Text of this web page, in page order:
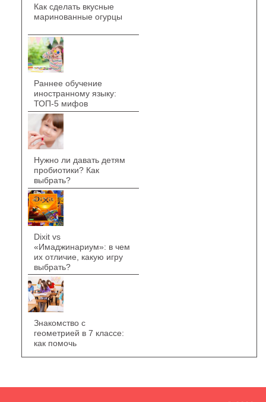
Как сделать вкусные
маринованные огурцы
Раннее обучение
иностранному языку:
ТОП-5 мифов
Нужно ли давать детям
пробиотики? Как
выбрать?
Dixit vs
«Имаджинариум»: в чем
их отличие, какую игру
выбрать?
Знакомство с
геометрией в 7 классе:
как помочь